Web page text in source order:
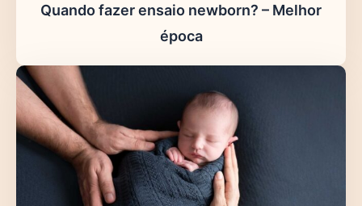
Quando fazer ensaio newborn? – Melhor
época